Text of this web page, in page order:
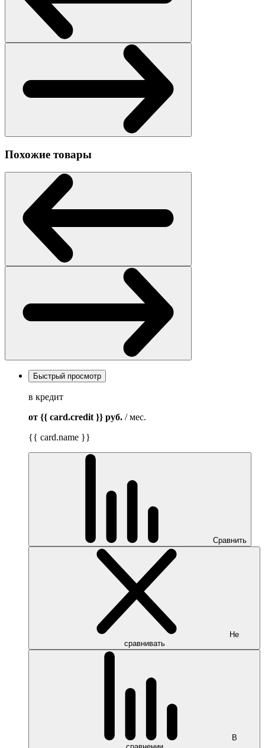
Похожие товары
Быстрый просмотр
в кредит
от {{ card.credit }} руб. / мес.
{{ card.name }}
Сравнить
Не
сравнивать
В